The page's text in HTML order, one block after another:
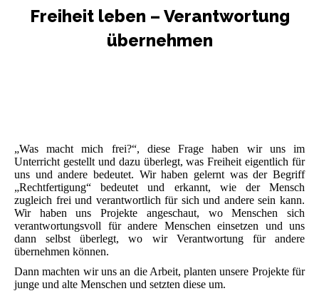
Freiheit leben – Verantwortung
übernehmen
„Was macht mich frei?“, diese Frage haben wir uns im
Unterricht gestellt und dazu überlegt, was Freiheit eigentlich für
uns und andere bedeutet. Wir haben gelernt was der Begriff
„Rechtfertigung“ bedeutet und erkannt, wie der Mensch
zugleich frei und verantwortlich für sich und andere sein kann.
Wir haben uns Projekte angeschaut, wo Menschen sich
verantwortungsvoll für andere Menschen einsetzen und uns
dann selbst überlegt, wo wir Verantwortung für andere
übernehmen können.
Dann machten wir uns an die Arbeit, planten unsere Projekte für
junge und alte Menschen und setzten diese um.